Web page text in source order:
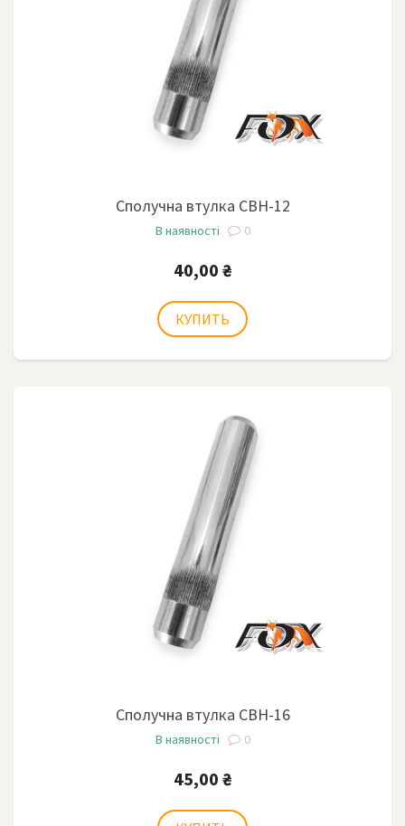
Сполучна втулка СВН-12
В наявності 0
40,00 ₴
Сполучна втулка СВН-16
В наявності 0
45,00 ₴